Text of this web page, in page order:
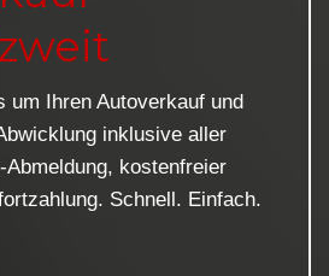
um Ihren Autoverkauf und
inklusive aller
kostenfreier
Schnell. Einfach.